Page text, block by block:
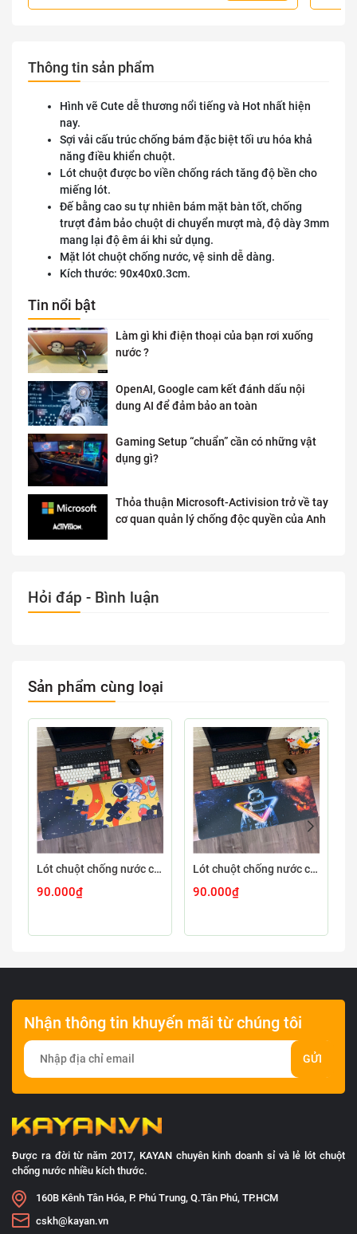
Thông tin sản phẩm
Hình vẽ Cute dễ thương nổi tiếng và Hot nhất hiện
nay.
Sợi vải cấu trúc chống bám đặc biệt tối ưu hóa khả
năng điều khiển chuột.
Lót chuột được bo viền chống rách tăng độ bền cho
miếng lót.
Đế bằng cao su tự nhiên bám mặt bàn tốt, chống
trượt đảm bảo chuột di chuyển mượt mà, độ dày 3mm
mang lại độ êm ái khi sử dụng.
Mặt lót chuột chống nước, vệ sinh dễ dàng.
Kích thước: 90x40x0.3cm.
Tin nổi bật
Làm gì khi điện thoại của bạn rơi xuống
nước ?
OpenAI, Google cam kết đánh dấu nội
dung AI để đảm bảo an toàn
Gaming Setup “chuẩn” cần có những vật
dụng gì?
Thỏa thuận Microsoft-Activision trở về tay
cơ quan quản lý chống độc quyền của Anh
Hỏi đáp - Bình luận
Sản phẩm cùng loại
Lót chuột chống nước cỡ lớn 80x30cm dày 3mm ASTRO-03-80X30
90.000₫
Lót chuột chống nước cỡ lớn 80x30cm dày 3mm ASTRO-02-80X30
90.000₫
Nhận thông tin khuyến mãi từ chúng tôi
GỬI
Được ra đời từ năm 2017, KAYAN chuyên kinh doanh sỉ và lẻ lót chuột
chống nước nhiều kích thước.
160B Kênh Tân Hóa, P. Phú Trung, Q.Tân Phú, TP.HCM
cskh@kayan.vn